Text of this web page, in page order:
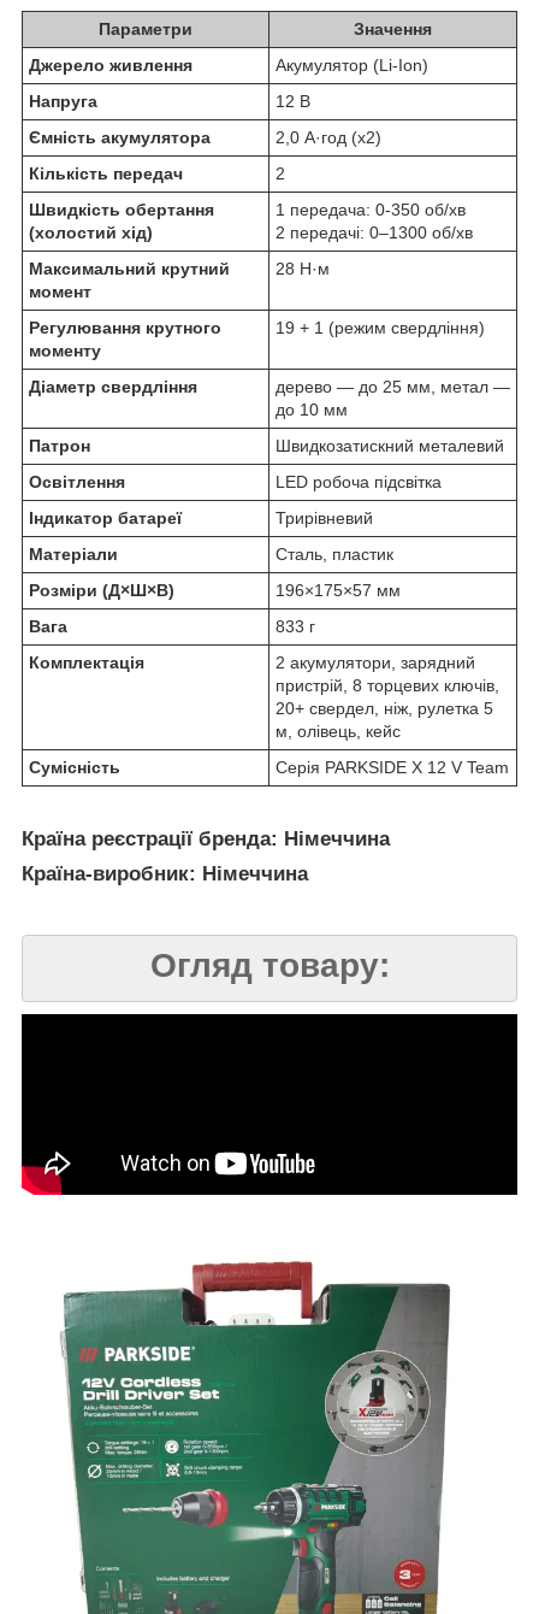
Параметри
Значення
Джерело живлення
Акумулятор (Li-Ion)
Напруга
12 В
Ємність акумулятора
2,0 А·год (x2)
Кількість передач
2
Швидкість обертання
(холостий хід)
1 передача: 0-350 об/хв
2 передачі: 0–1300 об/хв
Максимальний крутний
момент
28 Н·м
Регулювання крутного
моменту
19 + 1 (режим свердління)
Діаметр свердління
дерево — до 25 мм, метал —
до 10 мм
Патрон
Швидкозатискний металевий
Освітлення
LED робоча підсвітка
Індикатор батареї
Трирівневий
Матеріали
Сталь, пластик
Розміри (Д×Ш×В)
196×175×57 мм
Вага
833 г
Комплектація
2 акумулятори, зарядний
пристрій, 8 торцевих ключів,
20+ свердел, ніж, рулетка 5
м, олівець, кейс
Сумісність
Серія PARKSIDE X 12 V Team
Країна реєстрації бренда: Німеччина
Країна-виробник: Німеччина
Огляд товару: